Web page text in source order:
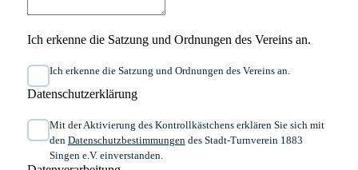
Ich erkenne die Satzung und Ordnungen des Vereins an.
Ich erkenne die Satzung und Ordnungen des Vereins an.
Datenschutzerklärung
Mit der Aktivierung des Kontrollkästchens erklären Sie sich mit
den Datenschutzbestimmungen des Stadt-Turnverein 1883
Singen e.V. einverstanden.